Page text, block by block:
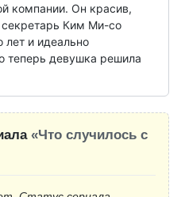
компании. Он красив,
Ким Ми-со
лет и идеально
теперь девушка решила
«Что случилось с